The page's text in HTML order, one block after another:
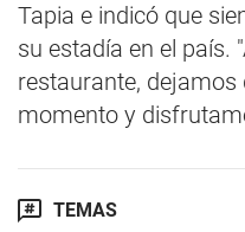
Tapia e indicó que
su estadía en el país.
restaurante, dejamos
momento y
TEMAS